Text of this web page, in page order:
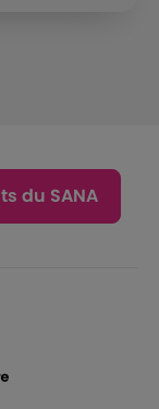
suivante<
du SANA